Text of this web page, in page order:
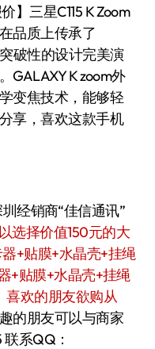
】三星C115 K Zoom
品质上传承了
破性的设计完美演
GALAXY K zoom外
变焦技术，能够轻
享，喜欢这款手机
经销商“佳信通讯”
选择价值150元的大
+贴膜+水晶壳+挂绳
+贴膜+水晶壳+挂绳
喜欢的朋友欲购从
的朋友可以与商家
系QQ：